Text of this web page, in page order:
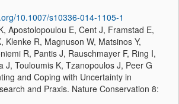
10.1007/s10336-014-1105-1
Apostolopoulou E, Cent J, Framstad E,
Klenke R, Magnuson W, Matsinos Y,
R, Pantis J, Rauschmayer F, Ring I,
J, Touloumis K, Tzanopoulos J, Peer G
and Coping with Uncertainty in
and Praxis. Nature Conservation 8: